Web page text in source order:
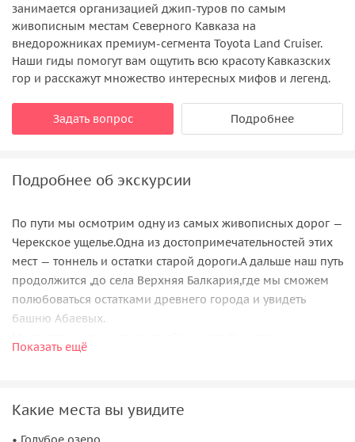
занимается организацией джип-туров по самым
живописным местам Северного Кавказа на
внедорожниках премиум-сегмента Toyota Land Cruiser.
Наши гиды помогут вам ощутить всю красоту Кавказских
гор и расскажут множество интересных мифов и легенд.
Задать вопрос Подробнее
Подробнее об экскурсии
По пути мы осмотрим одну из самых живописных дорог —
Черекское ущелье.Одна из достопримечательностей этих
мест — тоннель и остатки старой дороги.А дальше наш путь
продолжится ,до села Верхняя Балкария,где мы сможем
полюбоваться остатками древнего города и увидеть
башню Абаевых.
Уникальность этого озера заключается в том, что его
температура воды в озере составляет чуть более +9°C. Что
касается оттенка поверхности водоема, то он может
Показать ещё
Какие места вы увидите